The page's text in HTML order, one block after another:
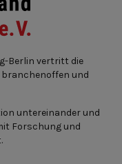
Berlin vertritt die
und
untereinander und
Forschung und